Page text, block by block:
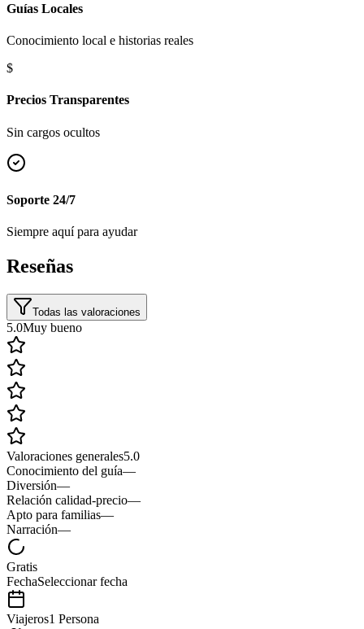
Guías Locales
Conocimiento local e historias reales
$
Precios Transparentes
Sin cargos ocultos
Soporte 24/7
Siempre aquí para ayudar
Reseñas
Todas las valoraciones
5.0Muy bueno
Valoraciones generales5.0
Conocimiento del guía—
Diversión—
Relación calidad-precio—
Apto para familias—
Narración—
Gratis
FechaSeleccionar fecha
Viajeros1 Persona